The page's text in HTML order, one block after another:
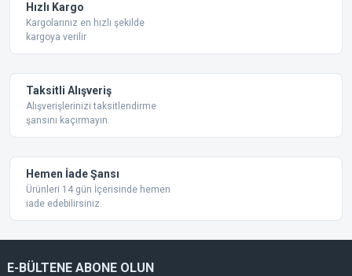
Bu ürüne benzer farklı alternatifler olmalı.
Hızlı Kargo
Kargolarınız en hızlı şekilde
kargoya verilir
Taksitli Alışveriş
Alışverişlerinizi taksitlendirme
şansını kaçırmayın.
Hemen İade Şansı
Ürünleri 14 gün İçerisinde hemen
iade edebilirsiniz.
E-BÜLTENE ABONE OLUN